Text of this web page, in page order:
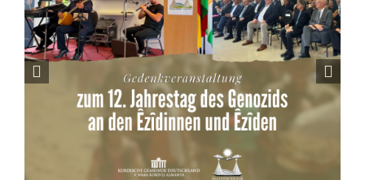
Die Kurdische Gemeinde Deutschland
begrüßt die Bremer Initiative zur
dauerhaften Verankerung des
Kurdischunterrichts